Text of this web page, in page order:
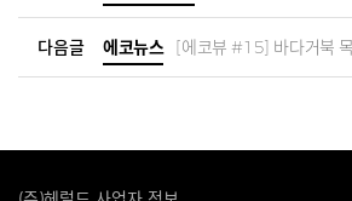
다음글 에코뉴스 [에코뷰 #15] 바다거북 목에 빨대?